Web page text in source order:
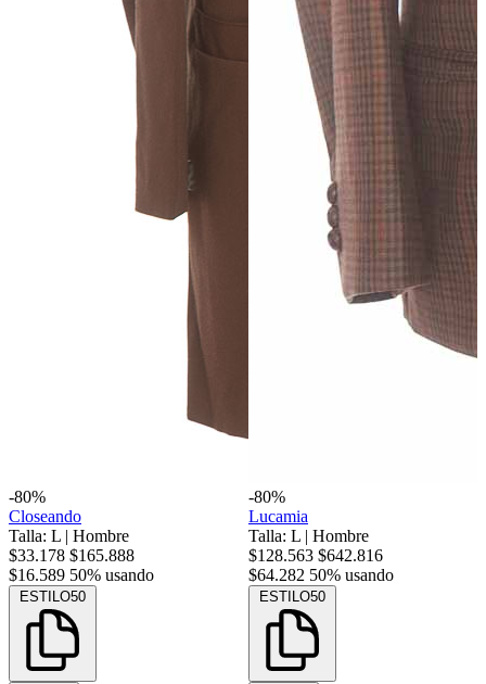
-80%
Closeando
Talla: L | Hombre
$33.178 $165.888
$16.589 50% usando
ESTILO50
-80%
Lucamia
Talla: L | Hombre
$128.563 $642.816
$64.282 50% usando
ESTILO50